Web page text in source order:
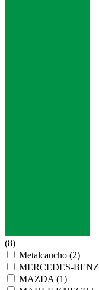
(8)
Metalcaucho (2)
MERCEDES-BENZ
MAZDA(1)